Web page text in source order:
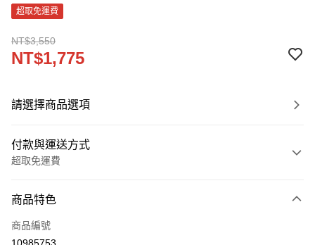
超取免運費
NT$3,550
NT$1,775
請選擇商品選項
付款與運送方式
超取免運費
信用卡一次付款
LINE Pay
商品特色
商品編號